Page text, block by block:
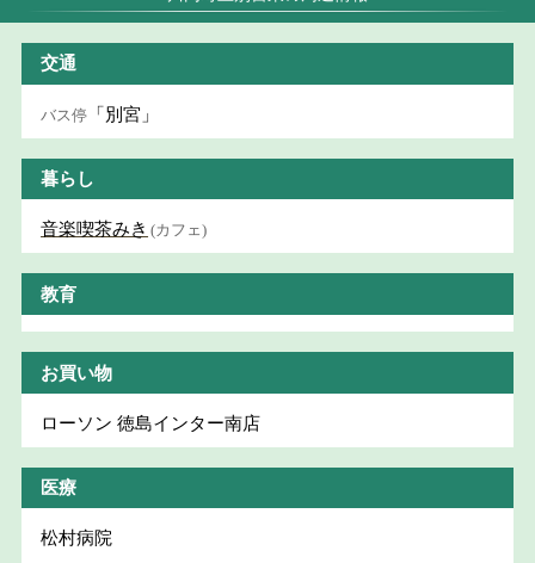
交通
バス停 「別宮」
暮らし
音楽喫茶みき (カフェ)
教育
お買い物
ローソン 徳島インター南店
医療
松村病院